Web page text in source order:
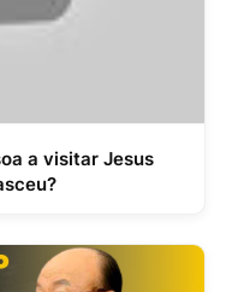
a visitar Jesus